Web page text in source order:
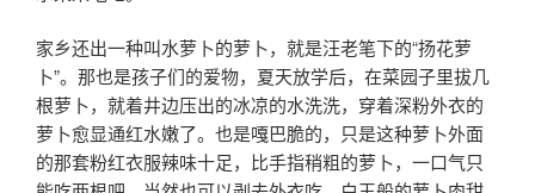
家乡还出一种叫水萝卜的萝卜，就是汪老笔下的“扬花萝
卜”。那也是孩子们的爱物，夏天放学后，在菜园子里拔几
根萝卜，就着井边压出的冰凉的水洗洗，穿着深粉外衣的
萝卜愈显通红水嫩了。也是嘎巴脆的，只是这种萝卜外面
的那套粉红衣服辣味十足，比手指稍粗的萝卜，一口气只